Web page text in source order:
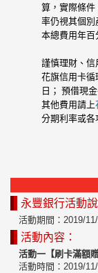
算，實際條件
率仍視其個別
本總費用年百
謹慎理財、信
花旗信用卡循
日； 預借現
其他費用請上
分期利率或各
永豐銀行活動說
活動期間：2019/
活動內容：
活動一【刷卡滿額贈
活動時間：2019/